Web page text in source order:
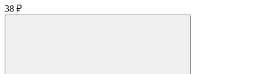
38 ₽